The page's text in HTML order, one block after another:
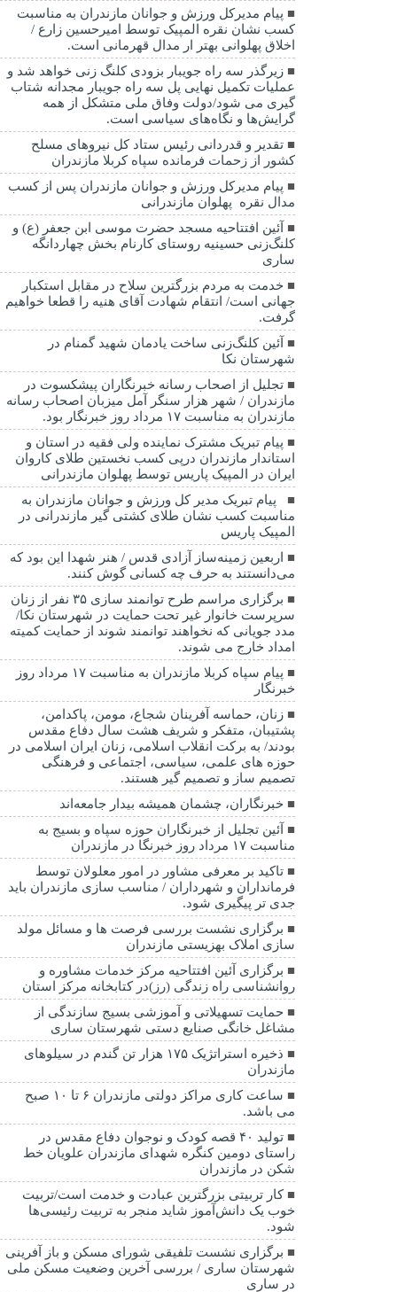
پیام مدیرکل ورزش و جوانان مازندران به مناسبت
کسب نشان نقره المپیک توسط امیرحسین زارع /
اخلاق پهلوانی بهتر ار مدال قهرمانی است.
زیرگذر سه راه جویبار بزودی کلنگ زنی خواهد شد و
عملیات تکمیل نهایی پل سه راه جویبار مجدانه شتاب
گیری می شود/دولت وفاق ملی متشکل از همه
گرایش‌ها و نگاه‌های سیاسی است.
تقدیر و قدردانی رئیس ستاد کل نیرو‌های مسلح
کشور از زحمات فرمانده سپاه کربلا مازندران
پیام مدیرکل ورزش و جوانان مازندران پس از کسب
مدال نقره پهلوان مازندرانی
آئین افتتاحیه مسجد حضرت موسی ابن جعفر (ع) و
کلنگ‌زنی حسینیه روستای کارنام بخش چهاردانگه
ساری
خدمت به مردم بزرگترین سلاح در مقابل استکبار
جهانی است/ انتقام شهادت آقای هنیه را قطعا خواهیم
گرفت.
آئین کلنگ‌زنی ساخت یادمان شهید گمنام در
شهرستان نکا
تجلیل از اصحاب رسانه خبرنگاران پیشکسوت در
مازندران / شهر هزار سنگر آمل میزبان اصحاب رسانه
مازندران به مناسبت ۱۷ مرداد روز خبرنگار بود.
پیام تبریک مشترک نماینده ولی فقیه در استان و
استاندار مازندران درپی کسب نخستین طلای کاروان
ایران در المپیک پاریس توسط پهلوان مازندرانی
‍ ‍ پیام تبریک مدیر کل ورزش و جوانان مازندران به
مناسبت کسب نشان طلای کشتی گیر مازندرانی در
المپیک پاریس
اربعین زمینه‌ساز آزادی قدس / هنر شهدا این بود که
می‌دانستند به حرف چه کسانی گوش کنند.
برگزاری مراسم طرح توانمند سازی ۳۵ نفر از زنان
سرپرست خانوار غیر تحت حمایت در شهرستان نکا/
مدد جویانی که نخواهند توانمند شوند از حمایت کمیته
امداد خارج می شوند.
پیام سپاه کربلا مازندران به مناسبت ۱۷ مرداد روز
خبرنگار
زنان، حماسه آفرینان شجاع، مومن، پاکدامن،
پشتیبان، متفکر و شریف هشت سال دفاع مقدس
بودند/ به برکت انقلاب اسلامی، زنان ایران اسلامی در
حوزه های علمی، سیاسی، اجتماعی و فرهنگی
تصمیم ساز و تصمیم گیر هستند.
خبرنگاران، چشمان همیشه بیدار جامعه‌اند
آئین تجلیل از خبرنگاران حوزه سپاه و بسیج به
مناسبت ۱۷ مرداد روز خبرنگا در مازندران
تاکید بر معرفی مشاور در امور معلولان توسط
فرمانداران و شهرداران / مناسب سازی مازندران باید
جدی تر پیگیری شود.
برگزاری نشست بررسی فرصت ها و مسائل مولد
سازی املاک بهزیستی مازندران
برگزاری آئین افتتاحیه مرکز خدمات مشاوره و
روانشناسی راه زندگی (رز)در کتابخانه مرکز استان
حمایت تسهیلاتی و آموزشی بسیج سازندگی از
مشاغل خانگی صنایع دستی شهرستان ساری
ذخیره استراتژیک ۱۷۵ هزار تن گندم در سیلوهای
مازندران
ساعت کاری مراکز دولتی مازندران ۶ تا ۱۰ صبح
می باشد.
تولید ۴۰ قصه کودک و نوجوان دفاع مقدس در
راستای دومین کنگره شهدای مازندران علویان خط
شکن در مازندران
کار تربیتی بزرگترین عبادت و خدمت است/تربیت
خوب یک دانش‌آموز شاید منجر به تربیت رئیسی‌ها
شود.
برگزاری ‌نشست تلفیقی شورای مسکن و باز آفرینی
شهرستان ساری / بررسی آخرین وضعیت مسکن ملی
در ساری